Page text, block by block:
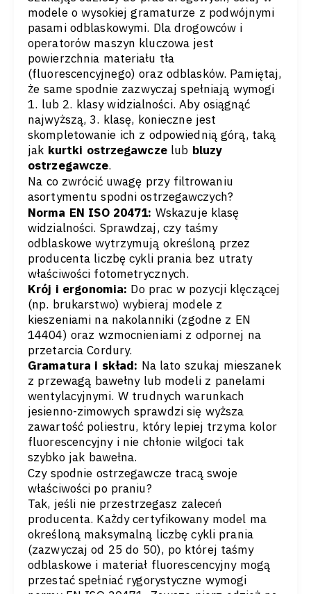
modele o wysokiej gramaturze z podwójnymi
pasami odblaskowymi. Dla drogowców i
operatorów maszyn kluczowa jest
powierzchnia materiału tła
(fluorescencyjnego) oraz odblasków. Pamiętaj,
że same spodnie zazwyczaj spełniają wymogi
1. lub 2. klasy widzialności. Aby osiągnąć
najwyższą, 3. klasę, konieczne jest
skompletowanie ich z odpowiednią górą, taką
jak kurtki ostrzegawczelub bluzy
ostrzegawcze.
Na co zwrócić uwagę przy filtrowaniu
asortymentu spodni ostrzegawczych?
Norma EN ISO 20471: Wskazuje klasę
widzialności. Sprawdzaj, czy taśmy
odblaskowe wytrzymują określoną przez
producenta liczbę cykli prania bez utraty
właściwości fotometrycznych.
Krój i ergonomia: Do prac w pozycji klęczącej
(np. brukarstwo) wybieraj modele z
kieszeniami na nakolanniki (zgodne z EN
14404) oraz wzmocnieniami z odpornej na
przetarcia Cordury.
Gramatura i skład: Na lato szukaj mieszanek
z przewagą bawełny lub modeli z panelami
wentylacyjnymi. W trudnych warunkach
jesienno-zimowych sprawdzi się wyższa
zawartość poliestru, który lepiej trzyma kolor
fluorescencyjny i nie chłonie wilgoci tak
szybko jak bawełna.
Czy spodnie ostrzegawcze tracą swoje
właściwości po praniu?
Tak, jeśli nie przestrzegasz zaleceń
producenta. Każdy certyfikowany model ma
określoną maksymalną liczbę cykli prania
(zazwyczaj od 25 do 50), po której taśmy
odblaskowe i materiał fluorescencyjny mogą
przestać spełniać rygorystyczne wymogi